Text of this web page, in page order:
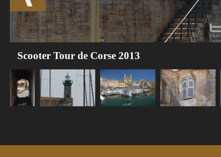
Scooter Tour de Corse 2013